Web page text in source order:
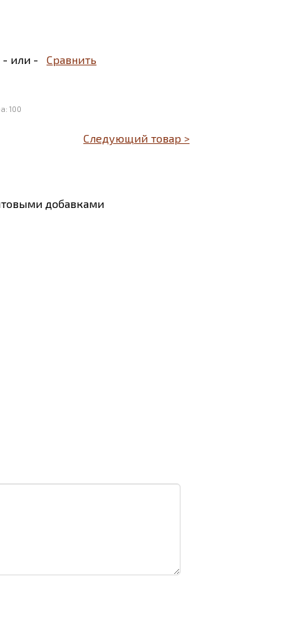
- или - Сравнить
100
Следующий товар >
добавками